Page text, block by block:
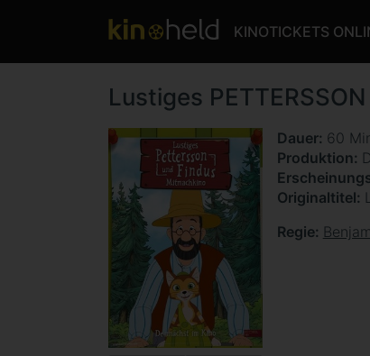
KINOTICKETS
Lustiges
Dauer 60
Produktion
Originaltitel
Regie